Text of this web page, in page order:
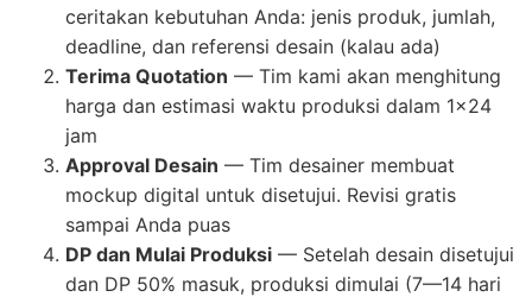
ceritakan kebutuhan Anda: jenis produk, jumlah,
deadline, dan referensi desain (kalau ada)
Terima Quotation — Tim kami akan menghitung
harga dan estimasi waktu produksi dalam 1×24
jam
Approval Desain — Tim desainer membuat
mockup digital untuk disetujui. Revisi gratis
sampai Anda puas
DP dan Mulai Produksi — Setelah desain disetujui
dan DP 50% masuk, produksi dimulai (7—14 hari